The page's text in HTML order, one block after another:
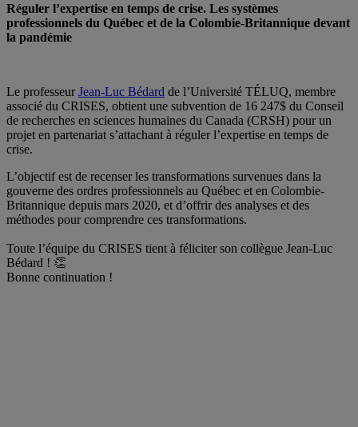
Réguler l’expertise en temps de crise. Les systèmes
professionnels du Québec et de la Colombie-Britannique devant
la pandémie
Le professeurJean-Luc Bédard de l’Université TÉLUQ, membre
associé du CRISES, obtient une subvention de 16 247$ du Conseil
de recherches en sciences humaines du Canada (CRSH) pour un
projet en partenariat s’attachant à réguler l’expertise en temps de
crise.
L’objectif est de recenser les transformations survenues dans la
gouverne des ordres professionnels au Québec et en Colombie-
Britannique depuis mars 2020, et d’offrir des analyses et des
méthodes pour comprendre ces transformations.
Toute l’équipe du CRISES tient à féliciter son collègue Jean-Luc
Bédard ! 👏
Bonne continuation !